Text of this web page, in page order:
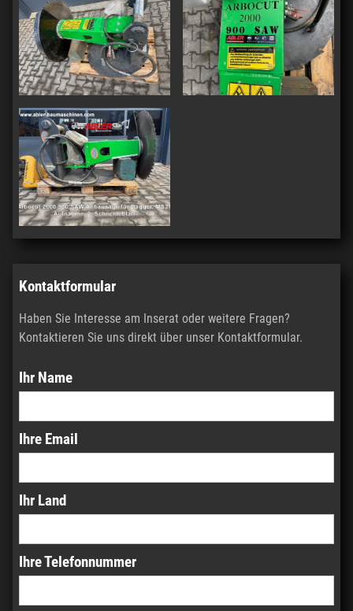
Kontaktformular
Haben Sie Interesse am Inserat oder weitere Fragen?
Kontaktieren Sie uns direkt über unser Kontaktformular.
Ihr Name
Ihre Email
Ihr Land
Ihre Telefonnummer